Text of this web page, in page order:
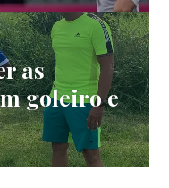
as
goleiro e